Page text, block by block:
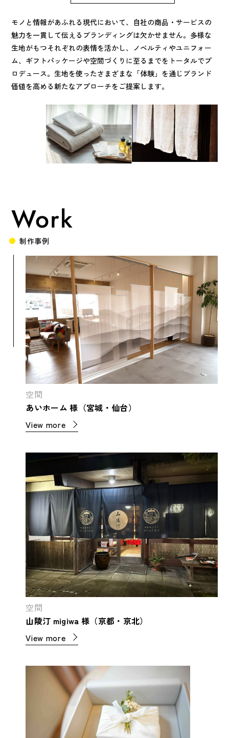
モノと情報があふれる現代において、自社の商品・サービスの
魅力を一貫して伝えるブランディングは欠かせません。多様な
生地がもつそれぞれの表情を活かし、ノベルティやユニフォー
ム、ギフトパッケージや空間づくりに至るまでをトータルでプ
ロデュース。生地を使ったさまざまな「体験」を通じブランド
価値を高める新たなアプローチをご提案します。
Work
制作事例
空間
あいホーム 様（宮城・仙台）
View more
空間
山陵汀 migiwa 様（京都・京北）
View more